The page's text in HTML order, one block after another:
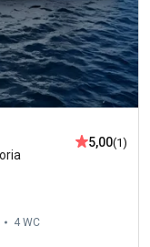
5,00(1)
4 WC